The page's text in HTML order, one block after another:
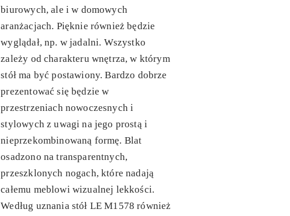
biurowych, ale i w domowych
aranżacjach. Pięknie również będzie
wyglądał, np. w jadalni. Wszystko
zależy od charakteru wnętrza, w którym
stół ma być postawiony. Bardzo dobrze
prezentować się będzie w
przestrzeniach nowoczesnych i
stylowych z uwagi na jego prostą i
nieprzekombinowaną formę. Blat
osadzono na transparentnych,
przeszklonych nogach, które nadają
całemu meblowi wizualnej lekkości.
Według uznania stół LE M1578 również